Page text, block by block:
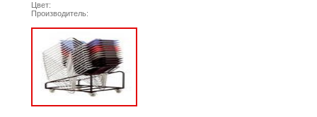
Цвет:
Производитель: